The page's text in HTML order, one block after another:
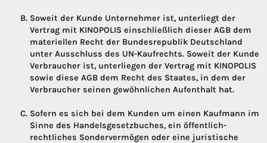
Soweit der Kunde Unternehmer ist, unterliegt der
Vertrag mit KINOPOLIS einschließlich dieser AGB dem
materiellen Recht der Bundesrepublik Deutschland
unter Ausschluss des UN-Kaufrechts. Soweit der Kunde
Verbraucher ist, unterliegen der Vertrag mit KINOPOLIS
sowie diese AGB dem Recht des Staates, in dem der
Verbraucher seinen gewöhnlichen Aufenthalt hat.
Sofern es sich bei dem Kunden um einen Kaufmann im
Sinne des Handelsgesetzbuches, ein öffentlich-
rechtliches Sondervermögen oder eine juristische